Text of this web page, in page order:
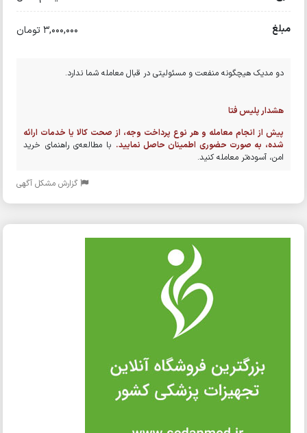
مبلغ 3,000,000 تومان
دو مدیک هیچگونه منفعت و مسئولیتی در قبال معامله شما ندارد.
هشدار پلیس فتا
پیش از انجام معامله و هر نوع پرداخت وجه، از صحت کالا یا خدمات ارائه
شده، به صورت حضوری اطمینان حاصل نمایید. با مطالعه‌ی راهنمای خرید
امن، آسوده‌تر معامله کنید.
گزارش مشکل آگهی